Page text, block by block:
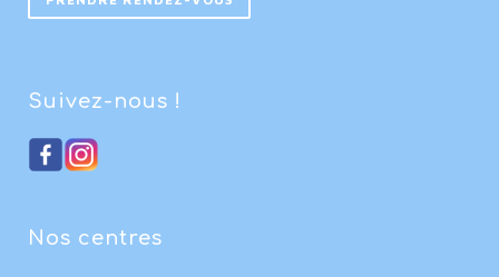
Suivez-nous !
Nos centres